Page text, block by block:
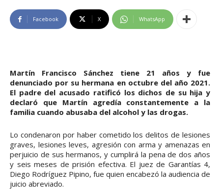
Facebook X WhatsApp
Martín Francisco Sánchez tiene 21 años y fue
denunciado por su hermana en octubre del año 2021.
El padre del acusado ratificó los dichos de su hija y
declaró que Martín agredía constantemente a la
familia cuando abusaba del alcohol y las drogas.
Lo condenaron por haber cometido los delitos de lesiones
graves, lesiones leves, agresión con arma y amenazas en
perjuicio de sus hermanos, y cumplirá la pena de dos años
y seis meses de prisión efectiva. El juez de Garantías 4,
Diego Rodríguez Pipino, fue quien encabezó la audiencia de
juicio abreviado.